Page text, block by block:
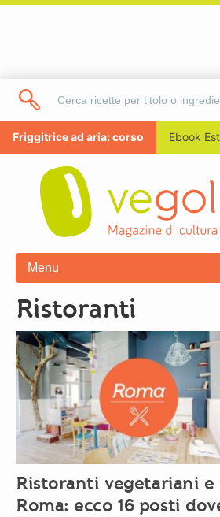
Friggitrice ad aria: corso Ebook
Menu
ristoranti
Ristoranti vegetariani e
Roma: ecco 16 posti